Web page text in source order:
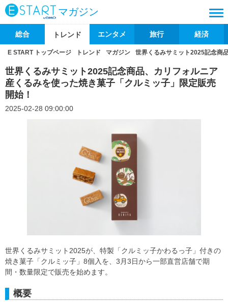
マガジン
総合 トレンド エンタメ 旅行 経済
E START トップページ トレンド マガジン 世界くるみサミット2025記念商
世界くるみサミット2025記念商品、カリフォルニア
産くるみを使った焼き菓子「クルミッ子」限定販売
開始！
2025-02-28 09:00:00
世界くるみサミット2025が、特製「クルミッ子かわるっ子」付きの
焼き菓子「クルミッ子」8個入を、3月3日から一部直営店舗で期
間・数量限定で販売を始めます。
概要